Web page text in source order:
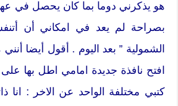
هو يذكرني دوما بما كان يحصل في
بصراحة لم يعد في امكاني أن
الشمولية ” بعد اليوم . أقول أيضا
افتح نافذة جديدة امامي اطل بها على
كتبي مختلفة الواحد عن الاخر : انا